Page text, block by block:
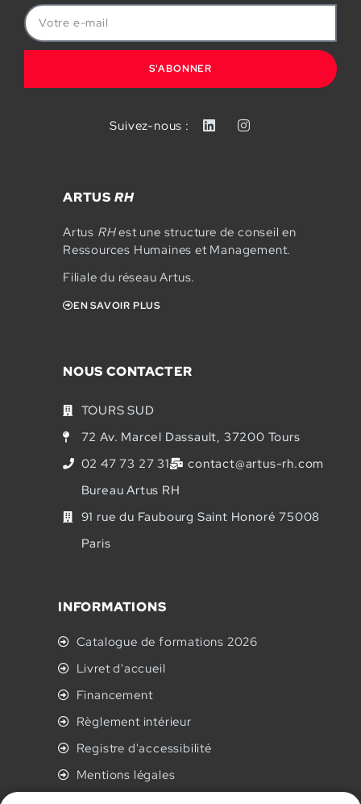
S'ABONNER
Suivez-nous :
ARTUS RH
Artus RHest une structure de conseil en
Ressources Humaines et Management.
Filiale du réseau Artus.
EN SAVOIR PLUS
NOUS CONTACTER
TOURS SUD
72 Av. Marcel Dassault, 37200 Tours
02 47 73 27 31
contact@artus-rh.com
Bureau Artus RH
91 rue du Faubourg Saint Honoré 75008
Paris
INFORMATIONS
Catalogue de formations 2026
Livret d'accueil
Financement
Règlement intérieur
Registre d'accessibilité
Mentions légales